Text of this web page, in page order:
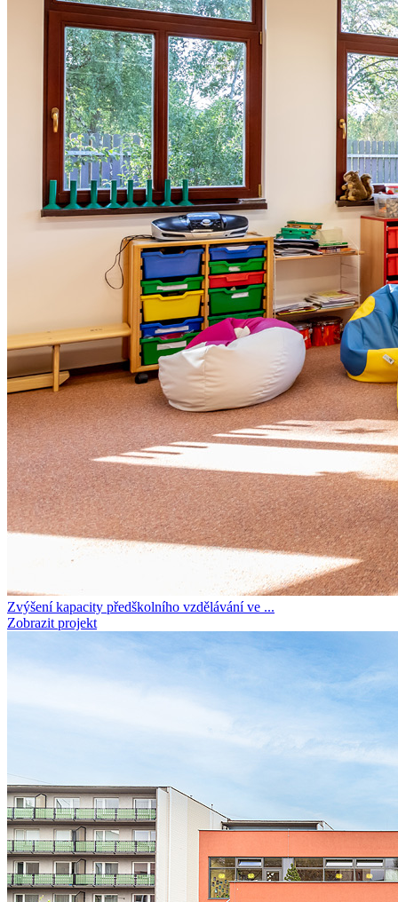
Zvýšení kapacity předškolního vzdělávání ve ...
Zobrazit projekt